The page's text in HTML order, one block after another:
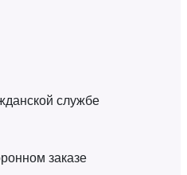
службе
заказе